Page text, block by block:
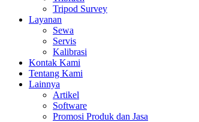
Tripod Survey
Layanan
Sewa
Servis
Kalibrasi
Kontak Kami
Tentang Kami
Lainnya
Artikel
Software
Promosi Produk dan Jasa